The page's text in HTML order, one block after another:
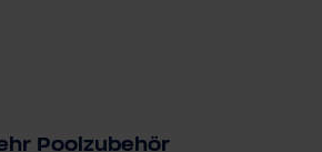
Poolzubehör